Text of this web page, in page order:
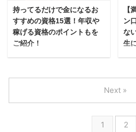
い、月額制を採用。 月5,000円程
で専門的な知識を学べるため、興
味を持つ人も多いでしょう。 し
かし、他のWebマーケティングス
授
ビ
頭
に
持ってるだけで金になるお
すすめの資格15選！年収や
稼げる資格のポイントもを
ご紹介！
「持ってるだけでお金になるおす
な…」 「学生でも取れる便利で役
て、転職に活かしたい」「資格取
得の勉強をしてスキルアップした
【
ン
な
生
マ
し
ケ
た
1 2
Next »